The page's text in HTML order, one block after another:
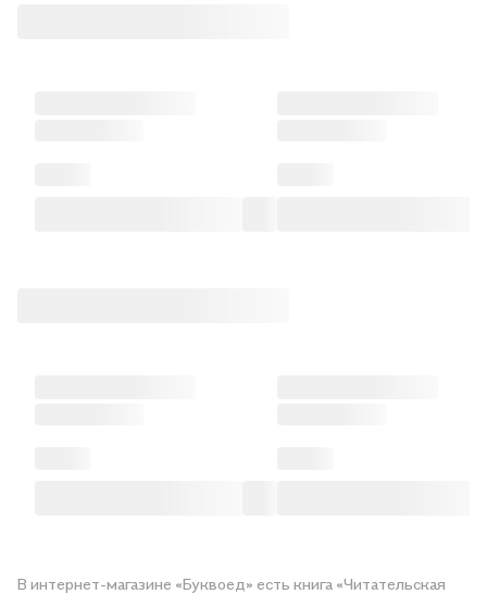
В интернет-магазине «Буквоед» есть книга «Читательская